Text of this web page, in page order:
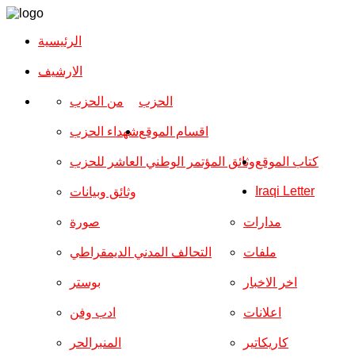
الرئيسية
الارشیف
الحزب من الحزب
شهداء الحزب
وثائق المؤتمر الوطني العاشر للحزب
وثائق وبيانات
اقسام الموقع
صورة
التحالف المدني الديمقراطي
بوستر
ادب وفن
المنبرالحر
مدارات
ملفات
اخر الاخبار
اعلانات
كاريكاتير
كتاب الموقع
Iraqi Letter